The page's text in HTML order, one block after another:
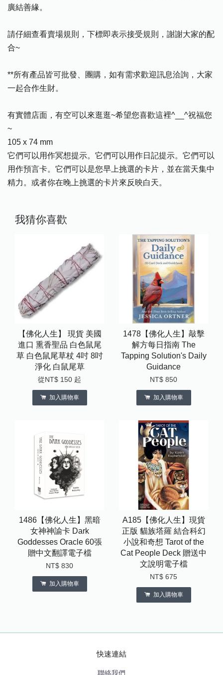
廣結善緣。
請仔細查看賣場規則，下標即表示接受規則，謝謝大家的配
合~
**所有產品皆可批發、團購，如有需求歡迎訊息洽詢，大家
一起合作生財。
有實體店面，有空可以來逛逛~希望您喜歡這裡^__^祝福您
~
105 x 74 mm
它們可以用作冥想提示。它們可以用作日記提示。它們可以
用作預言卡。它們可以是您早上挑選的卡片，並在當天集中
精力。或者你在晚上挑選的卡片來反映白天。
我猜你喜歡
【佛化人生】 現貨 美國
進口 熏香聖品 白色鼠尾
草 白色鼠尾草杖 4吋 8吋
淨化 白鼠尾草
從 NT$ 150 起
加入購物車
1478【佛化人生】敲擊
解方每日指南 The
Tapping Solution's Daily
Guidance
NT$ 850
加入購物車
1486【佛化人生】黑暗
女神神諭卡 Dark
Goddesses Oracle 60張
贈中文翻譯電子檔
NT$ 830
加入購物車
A185【佛化人生】現貨
正版 貓族塔羅 結合科幻
小說和奇想 Tarot of the
Cat People Deck 贈送中
文說明電子檔
NT$ 675
加入購物車
快速連結
聯絡我們